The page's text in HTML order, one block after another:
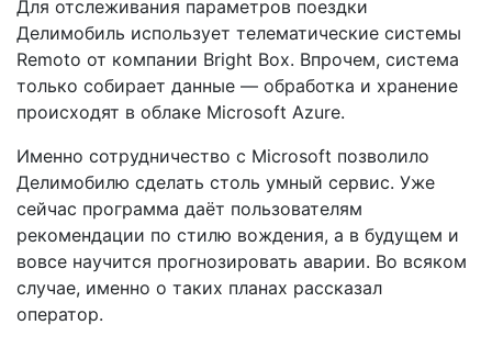
Для отслеживания параметров поездки
Делимобиль использует телематические системы
Remoto от компании Bright Box. Впрочем, система
только собирает данные — обработка и хранение
происходят в облаке Microsoft Azure.
Именно сотрудничество с Microsoft позволило
Делимобилю сделать столь умный сервис. Уже
сейчас программа даёт пользователям
рекомендации по стилю вождения, а в будущем и
вовсе научится прогнозировать аварии. Во всяком
случае, именно о таких планах рассказал
оператор.